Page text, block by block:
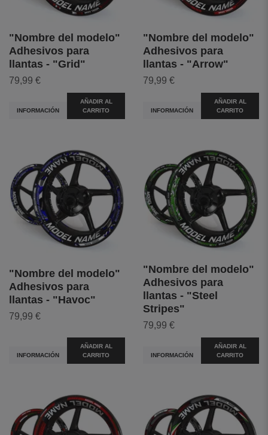
"Nombre del modelo"
Adhesivos para
llantas - "Grid"
79,99 €
INFORMACIÓN
AÑADIR AL
CARRITO
"Nombre del modelo"
Adhesivos para
llantas - "Arrow"
79,99 €
INFORMACIÓN
AÑADIR AL
CARRITO
"Nombre del modelo"
Adhesivos para
llantas - "Havoc"
79,99 €
INFORMACIÓN
AÑADIR AL
CARRITO
"Nombre del modelo"
Adhesivos para
llantas - "Steel
Stripes"
79,99 €
INFORMACIÓN
AÑADIR AL
CARRITO